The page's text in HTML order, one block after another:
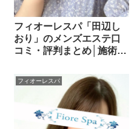
フィオーレスパ「田辺し
おり」のメンズエステ口
コミ・評判まとめ│施術内
をリアルに解説！
フィオーレスパ